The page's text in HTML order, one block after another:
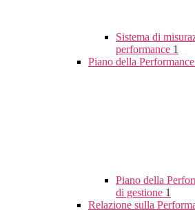
Sistema di
performance 1
Piano della Performance
Piano della
di gestione 1
Relazione sulla